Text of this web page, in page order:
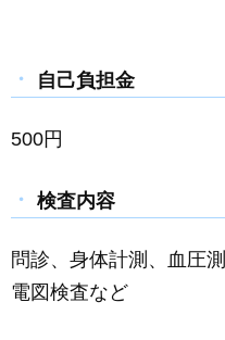
自己負担金
500円
検査内容
問診、身体計測、血圧
電図検査など